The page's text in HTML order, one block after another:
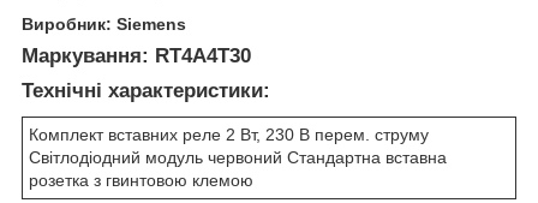
Виробник: Siemens
Маркування: RT4A4T30
Технічні характеристики:
Комплект вставних реле 2 Вт, 230 В перем. струму
Світлодіодний модуль червоний Стандартна вставна
розетка з гвинтовою клемою